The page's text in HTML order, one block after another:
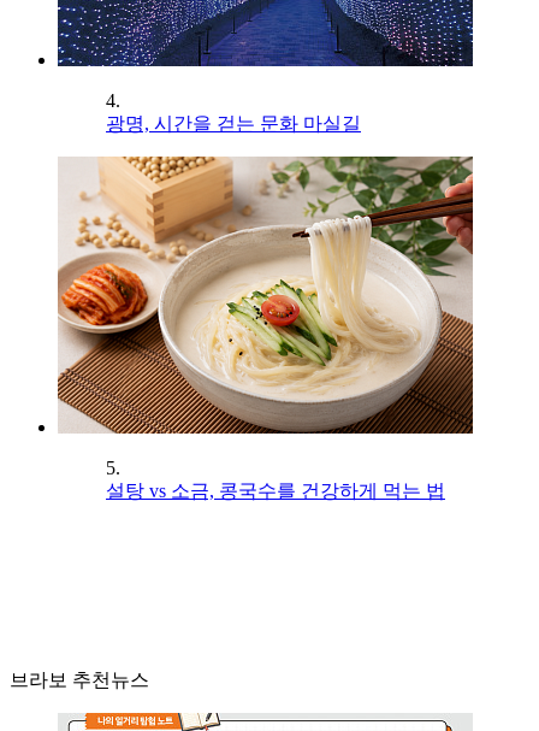
4.
광명, 시간을 걷는 문화 마실길
5.
설탕 vs 소금, 콩국수를 건강하게 먹는 법
브라보 추천뉴스